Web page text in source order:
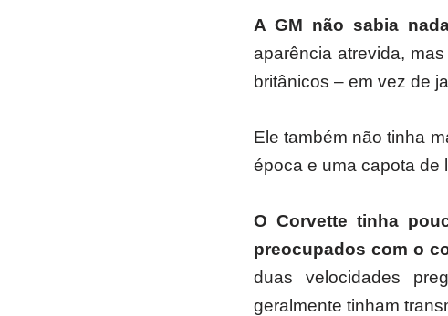
A GM não sabia
aparência atrevida,
britânicos – em vez de
Ele também não tinha
época e uma capota de
O Corvette tinha
preocupados com o
duas velocidades
geralmente tinham